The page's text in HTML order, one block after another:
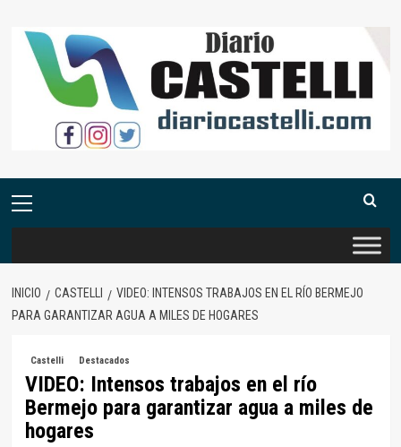
contenido
Menú
INICIO CASTELLI
VIDEO: INTENSOS TRABAJOS EN EL RÍO BERMEJO
PARA GARANTIZAR AGUA A MILES DE HOGARES
Castelli Destacados
VIDEO: Intensos trabajos en el río
Bermejo para garantizar agua a miles de
hogares